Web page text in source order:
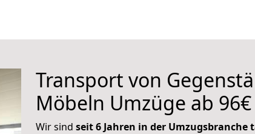
Transport von
Möbeln Umzüge ab 96€
Wir sind seit 6 Jahren in der Umzugsbranche